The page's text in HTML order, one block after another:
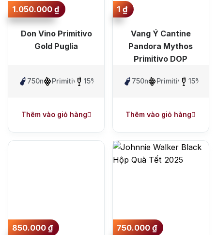
1.050.000₫
Don Vino Primitivo
Gold Puglia
750ml Primitivo 15%
Thêm vào giỏ hàng
1₫
Vang Ý Cantine
Pandora Mythos
Primitivo DOP
750ml Primitivo 15%
Thêm vào giỏ hàng
850.000₫ 750.000₫